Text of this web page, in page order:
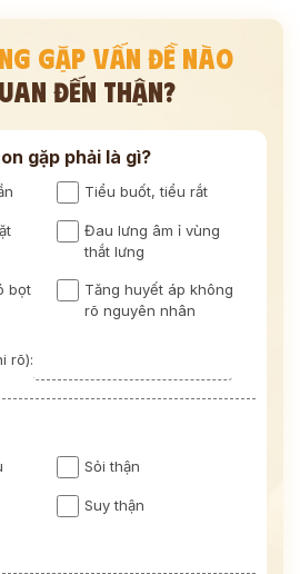
GẶP VẤN ĐỀ NÀO
ĐẾN THẬN?
gặp phải là gì?
Tiểu buốt, tiểu rắt
Đau lưng âm ỉ vùng
thắt lưng
bọt
Tăng huyết áp không
rõ nguyên nhân
rõ):
Sỏi thận
Suy thận